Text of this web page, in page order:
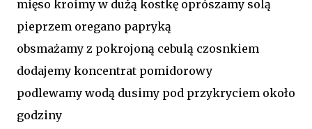
mięso kroimy w dużą kostkę oprószamy solą
pieprzem oregano papryką
obsmażamy z pokrojoną cebulą czosnkiem
dodajemy koncentrat pomidorowy
podlewamy wodą dusimy pod przykryciem około
godziny